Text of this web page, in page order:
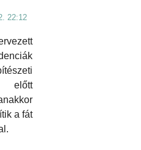
22:12
előtt
a fát